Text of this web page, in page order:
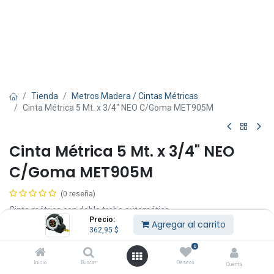
Precio:
362,95 $ Agregar al carrito
Inicio Buscar
0
Deseos Cuenta
Tienda
Metros Madera / Cintas Métricas
Cinta Métrica 5 Mt. x 3/4" NEO C/Goma MET905M
Cinta Métrica 5 Mt. x 3/4" NEO
C/Goma MET905M
(0 reseña)
Cinta métrica con doble traba automática.
Nylon coat (10 veces más de vida útil).
Carcasa de acero inoxidable.
MET 905 M 5 mts x 19mm.